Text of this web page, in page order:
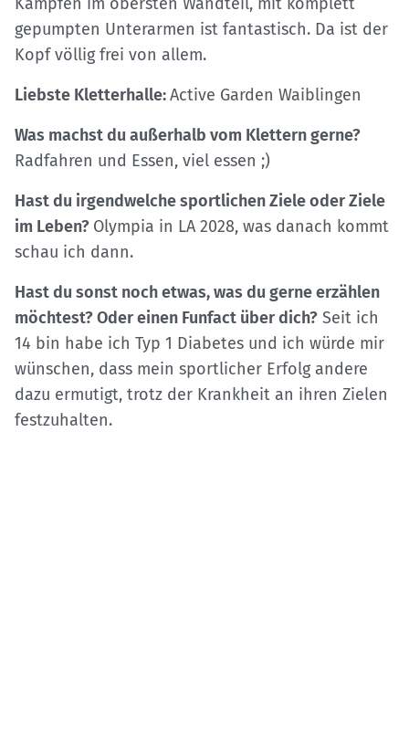
gepumpten Unterarmen ist fantastisch. Da ist der
Kopf völlig frei von allem.
Liebste Kletterhalle:Active Garden Waiblingen
Was machst du außerhalb vom Klettern gerne?
Radfahren und Essen, viel essen ;)
Hast du irgendwelche sportlichen Ziele oder Ziele
im Leben? Olympia in LA 2028, was danach kommt
schau ich dann.
Hast du sonst noch etwas, was du gerne erzählen
möchtest? Oder einen Funfact über dich? Seit ich
14 bin habe ich Typ 1 Diabetes und ich würde mir
wünschen, dass mein sportlicher Erfolg andere
dazu ermutigt, trotz der Krankheit an ihren Zielen
festzuhalten.